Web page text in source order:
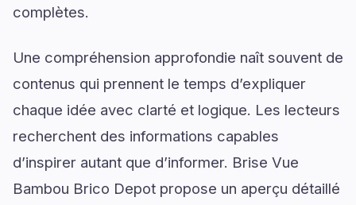
complètes.
Une compréhension approfondie naît souvent de
contenus qui prennent le temps d’expliquer
chaque idée avec clarté et logique. Les lecteurs
recherchent des informations capables
d’inspirer autant que d’informer. Brise Vue
Bambou Brico Depot propose un aperçu détaillé